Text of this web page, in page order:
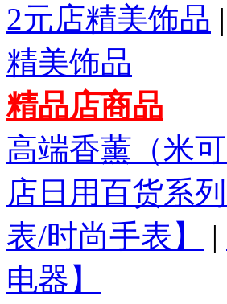
2元店精美饰品 |
精美饰品
精品店商品
高端香薰（米
店日用百货系列
表/时尚手表】
|
电器】